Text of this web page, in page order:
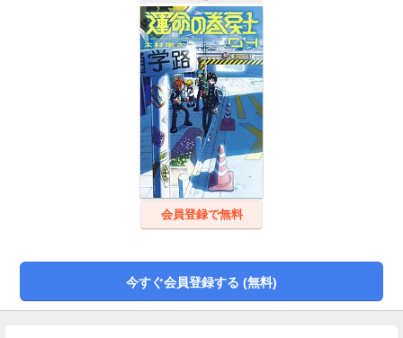
会員登録で無料
今すぐ会員登録する (無料)